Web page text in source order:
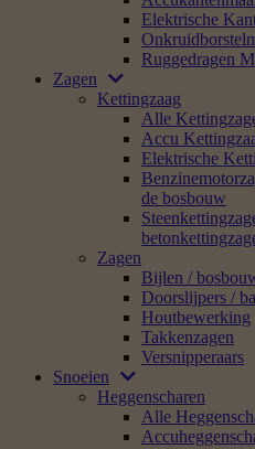
Elektrische
Ruggedragen
Zagen
Kettingzaag
Alle
Accu
Elektrische
de bosbouw
Zagen
Bijlen /
Doorslijpers /
Houtbewerking
Takkenzagen
Versnipperaars
Snoeien
Heggenscharen
Alle